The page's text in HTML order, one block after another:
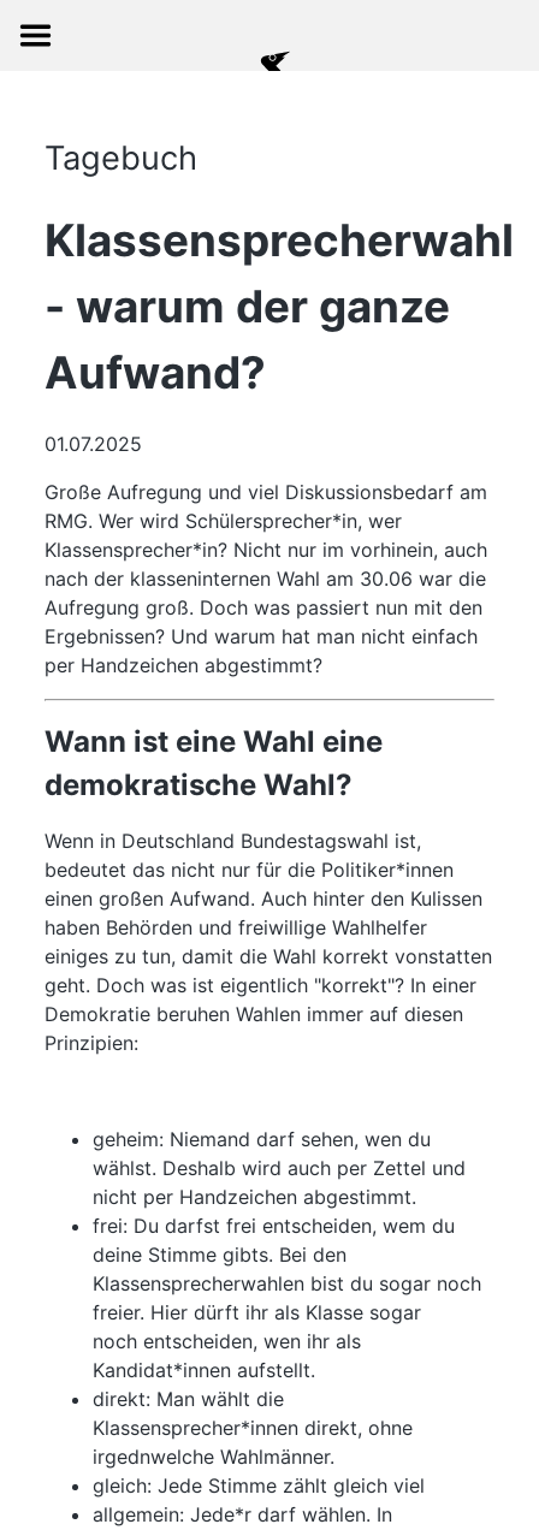
Tagebuch
Klassensprecherwahl
- warum der ganze
Aufwand?
01.07.2025
Große Aufregung und viel Diskussionsbedarf am
RMG. Wer wird Schülersprecher*in, wer
Klassensprecher*in? Nicht nur im vorhinein, auch
nach der klasseninternen Wahl am 30.06 war die
Aufregung groß. Doch was passiert nun mit den
Ergebnissen? Und warum hat man nicht einfach
per Handzeichen abgestimmt?
Wann ist eine Wahl eine
demokratische Wahl?
Wenn in Deutschland Bundestagswahl ist,
bedeutet das nicht nur für die Politiker*innen
einen großen Aufwand. Auch hinter den Kulissen
haben Behörden und freiwillige Wahlhelfer
einiges zu tun, damit die Wahl korrekt vonstatten
geht. Doch was ist eigentlich "korrekt"? In einer
Demokratie beruhen Wahlen immer auf diesen
Prinzipien:
geheim: Niemand darf sehen, wen du
wählst. Deshalb wird auch per Zettel und
nicht per Handzeichen abgestimmt.
frei: Du darfst frei entscheiden, wem du
deine Stimme gibts. Bei den
Klassensprecherwahlen bist du sogar noch
freier. Hier dürft ihr als Klasse sogar
noch entscheiden, wen ihr als
Kandidat*innen aufstellt.
direkt: Man wählt die
Klassensprecher*innen direkt, ohne
irgednwelche Wahlmänner.
gleich: Jede Stimme zählt gleich viel
allgemein: Jede*r darf wählen. In